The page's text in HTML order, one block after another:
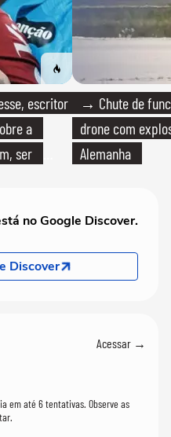
escritor
a
ser
→ Chute de
drone com
Alemanha
no Google Discover.
Discover
Acessar →
em até 6 tentativas. Observe as